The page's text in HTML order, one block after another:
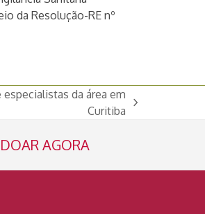
da Resolução-RE nº
especialistas da área em
Curitiba
DOAR AGORA